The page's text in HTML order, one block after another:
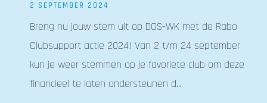
2 SEPTEMBER 2024
Breng nu jouw stem uit op DOS-WK met de Rabo
Clubsupport actie 2024! Van 2 t/m 24 september
kun je weer stemmen op je favoriete club om deze
financieel te laten ondersteunen d...